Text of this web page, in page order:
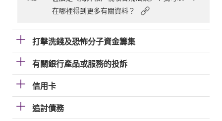
在哪裡得到更多有關資料？
打擊洗錢及恐怖分子資金籌集
有關銀行產品或服務的投訴
信用卡
追討債務